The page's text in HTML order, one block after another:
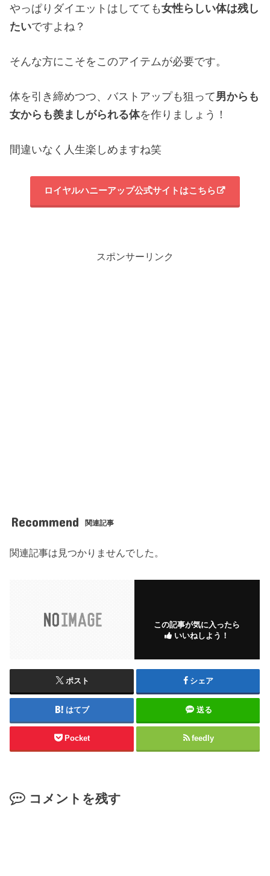
やっぱりダイエットはしてても女性らしい体は残し
たいですよね？
そんな方にこそをこのアイテムが必要です。
体を引き締めつつ、バストアップも狙って男からも
女からも羨ましがられる体を作りましょう！
間違いなく人生楽しめますね笑
ロイヤルハニーアップ公式サイトはこちら
スポンサーリンク
Recommend 関連記事
関連記事は見つかりませんでした。
この記事が気に入ったら
いいねしよう！
ポスト シェア
はてブ 送る
Pocket feedly
コメントを残す